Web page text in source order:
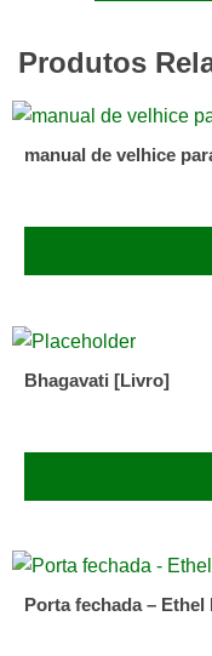
Emerso
-
Talismã
Poder
Produtos
manual de velhice
Bhagavati [Livro]
Porta fechada – Ethel